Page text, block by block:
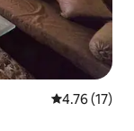
평점 4.76점
4.76 (17)